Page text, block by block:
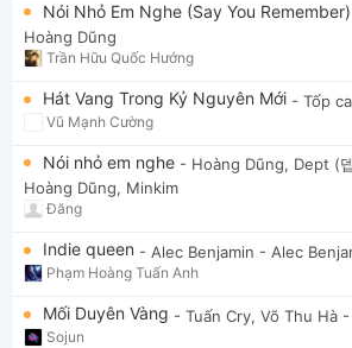
Nói Nhỏ Em Nghe (Say You Remember)
Hoàng Dũng
Trần Hữu Quốc Hướng
Hát Vang Trong Kỷ Nguyên Mới - Tốp
Vũ Mạnh Cường
Nói nhỏ em nghe - Hoàng Dũng, Dept (
Hoàng Dũng, Minkim
Đăng
Indie queen - Alec Benjamin - Alec
Phạm Hoàng Tuấn Anh
Mối Duyên Vàng - Tuấn Cry, Võ Thu Hà -
Sojun